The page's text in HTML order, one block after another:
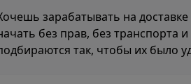
зарабатывать на
без прав, без транспорта
так, чтобы их было